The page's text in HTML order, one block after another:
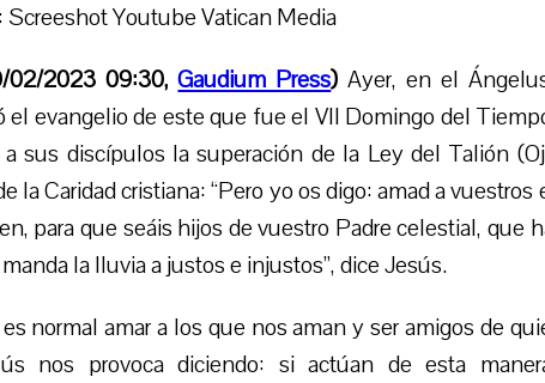
Screeshot Youtube Vatican Media
02/2023 09:30,Gaudium Press) Ayer, en el
el evangelio de este que fue el VII Domingo del
sus discípulos la superación de la Ley del Talión
la Caridad cristiana: “Pero yo os digo: amad a
para que seáis hijos de vuestro Padre celestial, que
la lluvia a justos e injustos”, dice Jesús.
normal amar a los que nos aman y ser amigos de
nos provoca diciendo: si actúan de esta